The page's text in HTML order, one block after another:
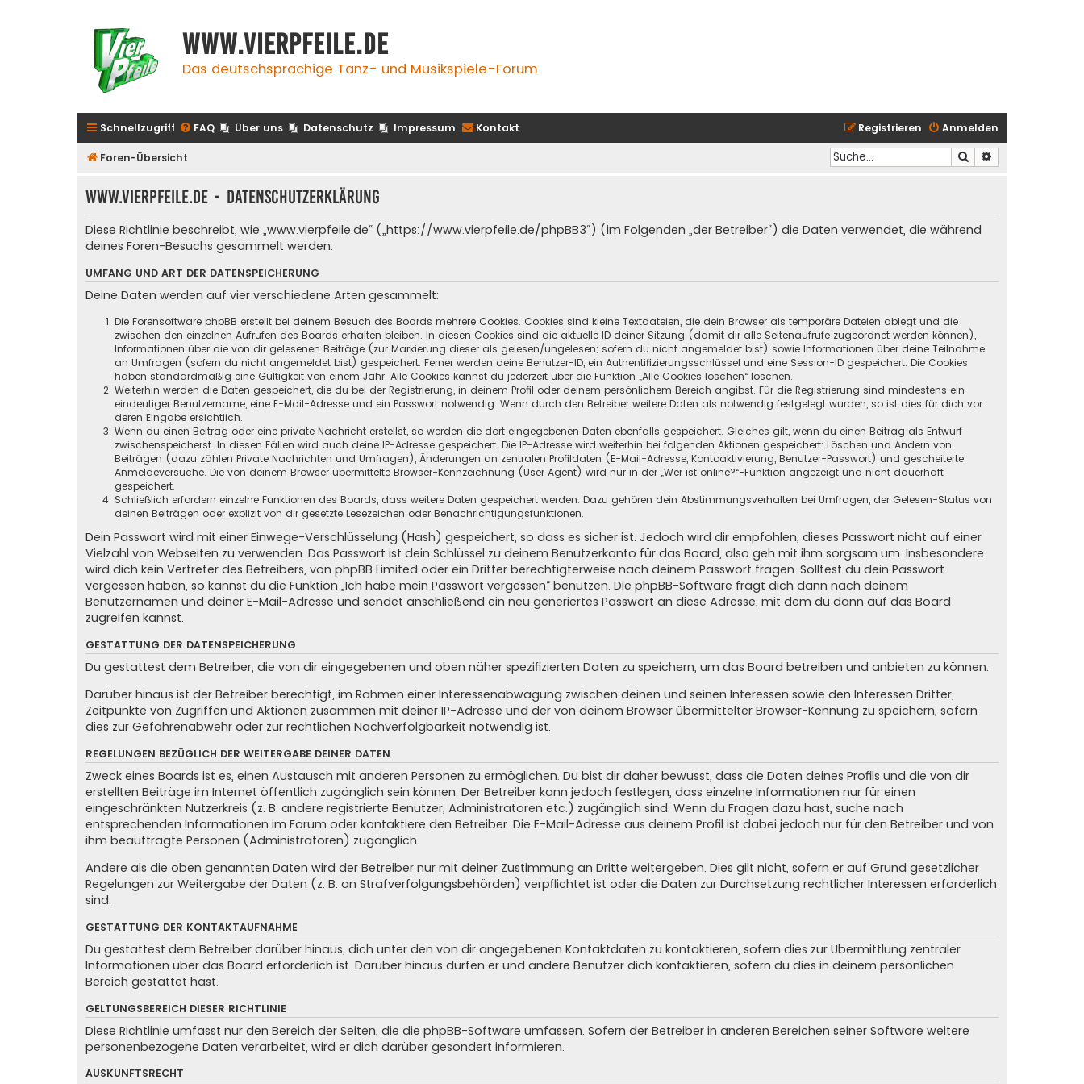
www.vierpfeile.de
Das deutschsprachige Tanz- und Musikspiele-Forum
Schnellzugriff FAQ Über uns Datenschutz Impressum Kontakt Anmelden
Registrieren
Foren-Übersicht Suche
www.vierpfeile.de - Datenschutzerklärung
Diese Richtlinie beschreibt, wie „www.vierpfeile.de“ („https://www.vierpfeile.de/phpBB3“) (im Folgenden „der Betreiber“) die Daten verwendet, die während
deines Foren-Besuchs gesammelt werden.
UMFANG UND ART DER DATENSPEICHERUNG
Deine Daten werden auf vier verschiedene Arten gesammelt:
Die Forensoftware phpBB erstellt bei deinem Besuch des Boards mehrere Cookies. Cookies sind kleine Textdateien, die dein Browser als temporäre Dateien ablegt und die
zwischen den einzelnen Aufrufen des Boards erhalten bleiben. In diesen Cookies sind die aktuelle ID deiner Sitzung (damit dir alle Seitenaufrufe zugeordnet werden können),
Informationen über die von dir gelesenen Beiträge (zur Markierung dieser als gelesen/ungelesen; sofern du nicht angemeldet bist) sowie Informationen über deine Teilnahme
an Umfragen (sofern du nicht angemeldet bist) gespeichert. Ferner werden deine Benutzer-ID, ein Authentifizierungsschlüssel und eine Session-ID gespeichert. Die Cookies
haben standardmäßig eine Gültigkeit von einem Jahr. Alle Cookies kannst du jederzeit über die Funktion „Alle Cookies löschen“ löschen.
Weiterhin werden die Daten gespeichert, die du bei der Registrierung, in deinem Profil oder deinem persönlichem Bereich angibst. Für die Registrierung sind mindestens ein
eindeutiger Benutzername, eine E-Mail-Adresse und ein Passwort notwendig. Wenn durch den Betreiber weitere Daten als notwendig festgelegt wurden, so ist dies für dich vor
deren Eingabe ersichtlich.
Wenn du einen Beitrag oder eine private Nachricht erstellst, so werden die dort eingegebenen Daten ebenfalls gespeichert. Gleiches gilt, wenn du einen Beitrag als Entwurf
zwischenspeicherst. In diesen Fällen wird auch deine IP-Adresse gespeichert. Die IP-Adresse wird weiterhin bei folgenden Aktionen gespeichert: Löschen und Ändern von
Beiträgen (dazu zählen Private Nachrichten und Umfragen), Änderungen an zentralen Profildaten (E-Mail-Adresse, Kontoaktivierung, Benutzer-Passwort) und gescheiterte
Anmeldeversuche. Die von deinem Browser übermittelte Browser-Kennzeichnung (User Agent) wird nur in der „Wer ist online?“-Funktion angezeigt und nicht dauerhaft
gespeichert.
Schließlich erfordern einzelne Funktionen des Boards, dass weitere Daten gespeichert werden. Dazu gehören dein Abstimmungsverhalten bei Umfragen, der Gelesen-Status von
deinen Beiträgen oder explizit von dir gesetzte Lesezeichen oder Benachrichtigungsfunktionen.
Dein Passwort wird mit einer Einwege-Verschlüsselung (Hash) gespeichert, so dass es sicher ist. Jedoch wird dir empfohlen, dieses Passwort nicht auf einer
Vielzahl von Webseiten zu verwenden. Das Passwort ist dein Schlüssel zu deinem Benutzerkonto für das Board, also geh mit ihm sorgsam um. Insbesondere
wird dich kein Vertreter des Betreibers, von phpBB Limited oder ein Dritter berechtigterweise nach deinem Passwort fragen. Solltest du dein Passwort
vergessen haben, so kannst du die Funktion „Ich habe mein Passwort vergessen“ benutzen. Die phpBB-Software fragt dich dann nach deinem
Benutzernamen und deiner E-Mail-Adresse und sendet anschließend ein neu generiertes Passwort an diese Adresse, mit dem du dann auf das Board
zugreifen kannst.
GESTATTUNG DER DATENSPEICHERUNG
Du gestattest dem Betreiber, die von dir eingegebenen und oben näher spezifizierten Daten zu speichern, um das Board betreiben und anbieten zu können.
Darüber hinaus ist der Betreiber berechtigt, im Rahmen einer Interessenabwägung zwischen deinen und seinen Interessen sowie den Interessen Dritter,
Zeitpunkte von Zugriffen und Aktionen zusammen mit deiner IP-Adresse und der von deinem Browser übermittelter Browser-Kennung zu speichern, sofern
dies zur Gefahrenabwehr oder zur rechtlichen Nachverfolgbarkeit notwendig ist.
REGELUNGEN BEZÜGLICH DER WEITERGABE DEINER DATEN
Zweck eines Boards ist es, einen Austausch mit anderen Personen zu ermöglichen. Du bist dir daher bewusst, dass die Daten deines Profils und die von dir
erstellten Beiträge im Internet öffentlich zugänglich sein können. Der Betreiber kann jedoch festlegen, dass einzelne Informationen nur für einen
eingeschränkten Nutzerkreis (z. B. andere registrierte Benutzer, Administratoren etc.) zugänglich sind. Wenn du Fragen dazu hast, suche nach
entsprechenden Informationen im Forum oder kontaktiere den Betreiber. Die E-Mail-Adresse aus deinem Profil ist dabei jedoch nur für den Betreiber und von
ihm beauftragte Personen (Administratoren) zugänglich.
Andere als die oben genannten Daten wird der Betreiber nur mit deiner Zustimmung an Dritte weitergeben. Dies gilt nicht, sofern er auf Grund gesetzlicher
Regelungen zur Weitergabe der Daten (z. B. an Strafverfolgungsbehörden) verpflichtet ist oder die Daten zur Durchsetzung rechtlicher Interessen erforderlich
sind.
GESTATTUNG DER KONTAKTAUFNAHME
Du gestattest dem Betreiber darüber hinaus, dich unter den von dir angegebenen Kontaktdaten zu kontaktieren, sofern dies zur Übermittlung zentraler
Informationen über das Board erforderlich ist. Darüber hinaus dürfen er und andere Benutzer dich kontaktieren, sofern du dies in deinem persönlichen
Bereich gestattet hast.
GELTUNGSBEREICH DIESER RICHTLINIE
Diese Richtlinie umfasst nur den Bereich der Seiten, die die phpBB-Software umfassen. Sofern der Betreiber in anderen Bereichen seiner Software weitere
personenbezogene Daten verarbeitet, wird er dich darüber gesondert informieren.
AUSKUNFTSRECHT